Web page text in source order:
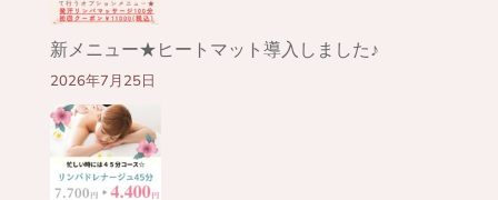
新メニュー★ヒートマット導入しました♪
2026年7月25日